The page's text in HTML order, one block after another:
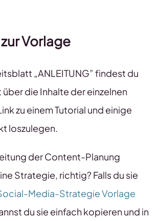
Vorlage
„ANLEITUNG” findest du
die Inhalte der einzelnen
zu einem Tutorial und einige
loszulegen.
der Content-Planung
Strategie, richtig? Falls du sie
Media-Strategie Vorlage
du sie einfach kopieren und in